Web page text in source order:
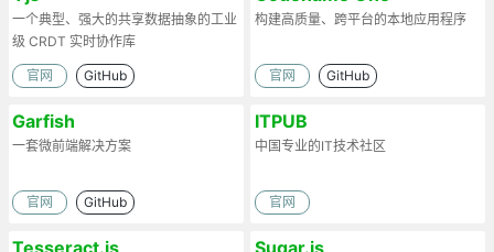
一个典型、强大的共享数据抽象的工业
级 CRDT 实时协作库
官网 GitHub
构建高质量、跨平台的本地应用程序
官网 GitHub
Garfish
一套微前端解决方案
官网 GitHub
ITPUB
中国专业的IT技术社区
官网